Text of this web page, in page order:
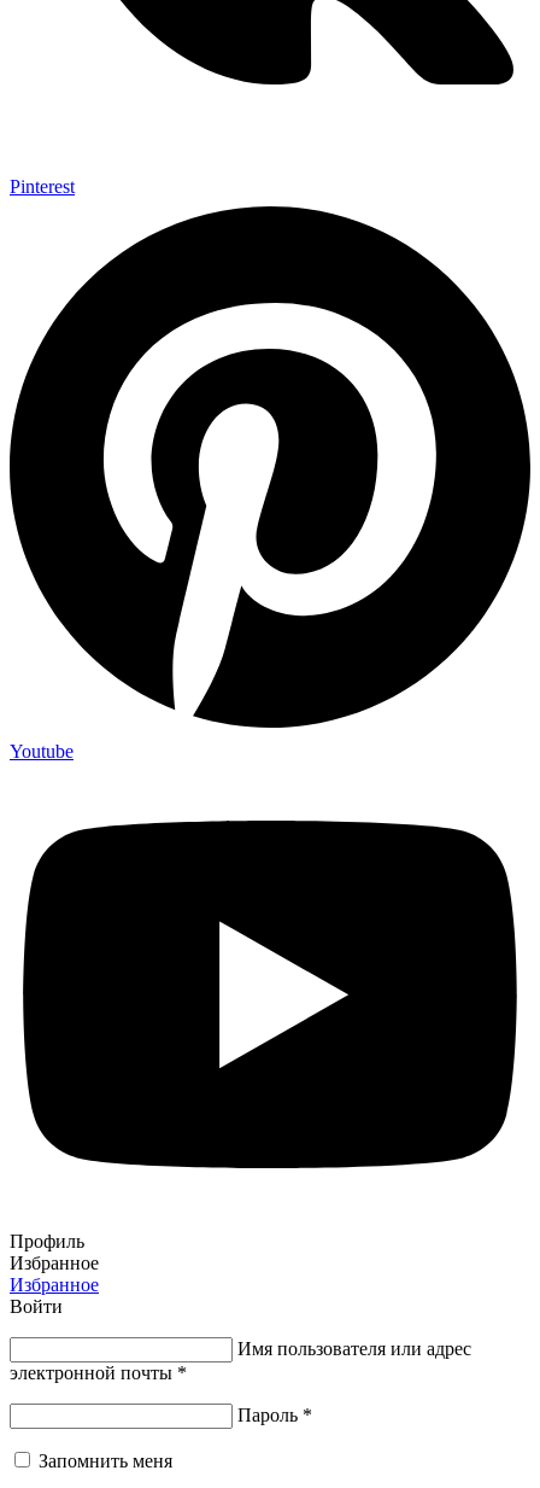
Pinterest
Youtube
Профиль
Избранное
Избранное
Войти
Имя пользователя или адрес
электронной почты *
Пароль *
Запомнить меня